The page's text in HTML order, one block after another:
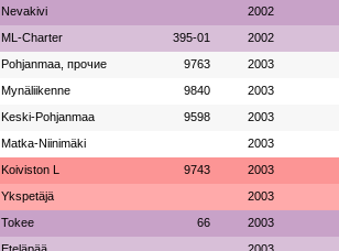
Nevakivi 2002
ML-Charter 395-01 2002
Pohjanmaa, прочие 9763 2003
Mynäliikenne 9840 2003
Keski-Pohjanmaa 9598 2003
Matka-Niinimäki 2003
Koiviston L 9743 2003
Ykspetäjä 2003
Tokee 66 2003